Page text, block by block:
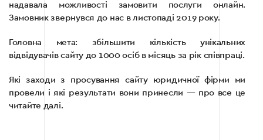
надавала можливості замовити послуги онлайн.
Замовник звернувся до нас в листопаді 2019 року.
Головна мета: збільшити кількість унікальних
відвідувачів сайту до 1000 осіб в місяць за рік співпраці.
Які заходи з просування сайту юридичної фірми ми
провели і які результати вони принесли — про все це
читайте далі.